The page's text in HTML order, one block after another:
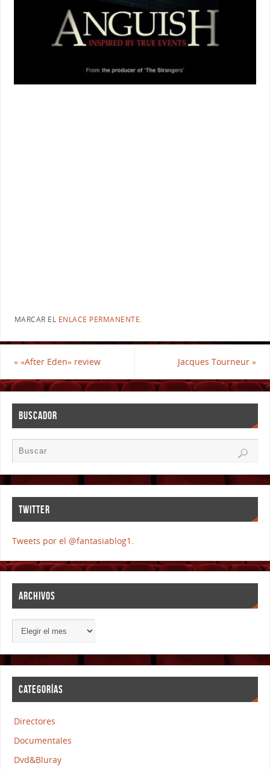
MARCAR EL ENLACE PERMANENTE.
««After Eden» review Jacques Tourneur»
BUSCADOR
TWITTER
Tweets por el @fantasiablog1.
ARCHIVOS
CATEGORÍAS
Directores
Documentales
Dvd&Bluray